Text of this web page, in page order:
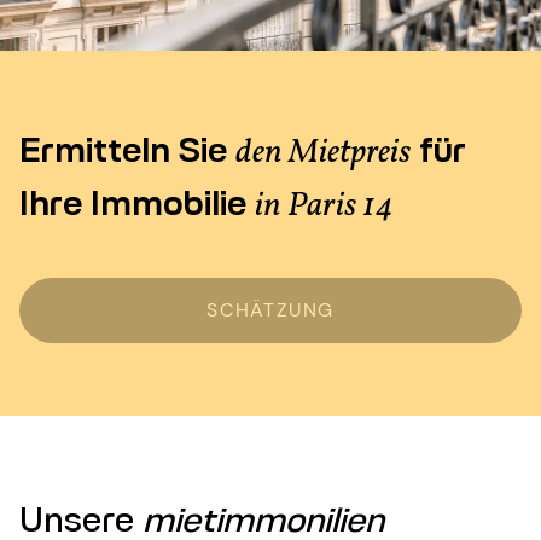
Ermitteln Sieden Mietpreis für
Ihre Immobilie in Paris 14
SCHÄTZUNG
Unsere mietimmonilien